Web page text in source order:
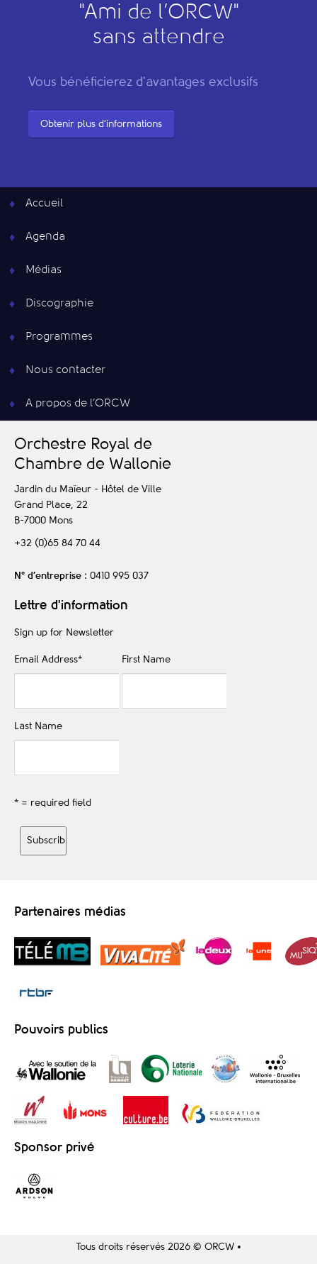
"Ami de l’ORCW"
sans attendre
Vous bénéficierez d'avantages exclusifs
Obtenir plus d'informations
Accueil
Agenda
Médias
Discographie
Programmes
Nous contacter
A propos de l’ORCW
Orchestre Royal de
Chambre de Wallonie
Jardin du Maïeur - Hôtel de Ville
Grand Place, 22
B-7000 Mons
+32 (0)65 84 70 44
N° d’entreprise : 0410 995 037
Lettre d'information
Sign up for Newsletter
Email Address* First Name
Last Name
* = required field
Partenaires médias
Pouvoirs publics
Sponsor privé
Tous droits réservés 2026 © ORCW •